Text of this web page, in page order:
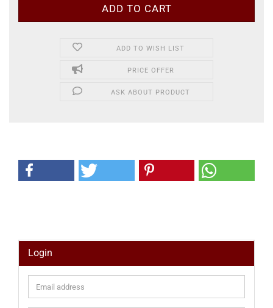
ADD TO WISH LIST
PRICE OFFER
ASK ABOUT PRODUCT
Login
Email
address